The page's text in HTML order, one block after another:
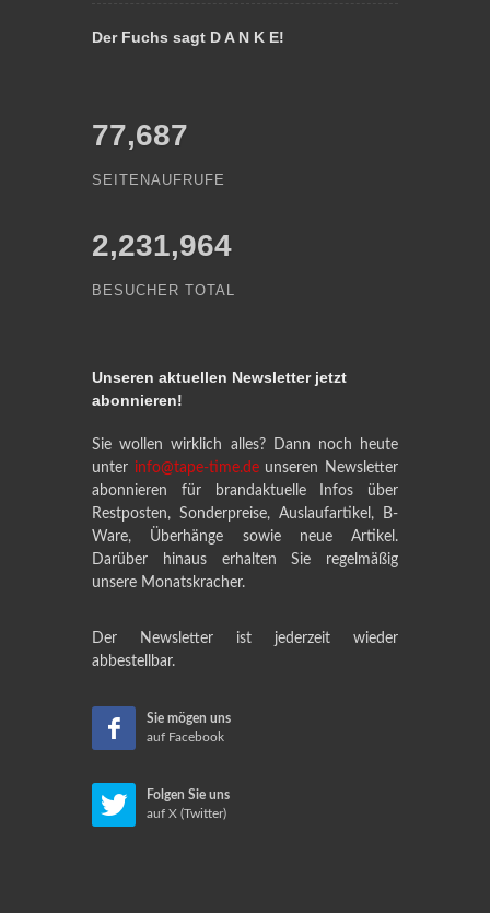
Der Fuchs sagt D A N K E!
77,687
SEITENAUFRUFE
2,231,964
BESUCHER TOTAL
Unseren aktuellen Newsletter jetzt
abonnieren!
Sie wollen wirklich alles? Dann noch heute
unter info@tape-time.deunseren Newsletter
abonnieren für brandaktuelle Infos über
Restposten, Sonderpreise, Auslaufartikel, B-
Ware, Überhänge sowie neue Artikel.
Darüber hinaus erhalten Sie regelmäßig
unsere Monatskracher.
Der Newsletter ist jederzeit wieder
abbestellbar.
Sie mögen uns
auf Facebook
Folgen Sie uns
auf X (Twitter)